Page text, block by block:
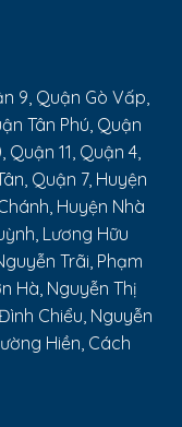
9, Quận Gò Vấp,
Tân Phú, Quận
Quận 11, Quận 4,
Quận 7, Huyện
Huyện Nhà
Lương Hữu
Trãi, Phạm
Hà, Nguyễn Thị
Chiểu, Nguyễn
Hiền, Cách